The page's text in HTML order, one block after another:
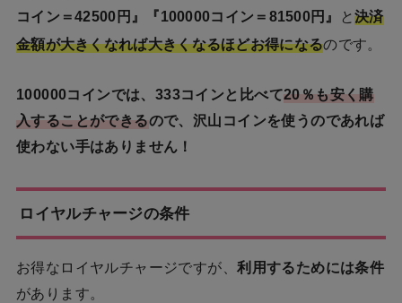
コイン＝42500円』『100000コイン＝81500円』
と 決済
金額が大きくなれば大きくなるほどお得になるのです。
100000コインでは、333コインと比べて20％も安く購
入することができるので、沢山コインを使うのであれば
使わない手はありません！
ロイヤルチャージの条件
お得なロイヤルチャージですが、利用するためには条件
があります。